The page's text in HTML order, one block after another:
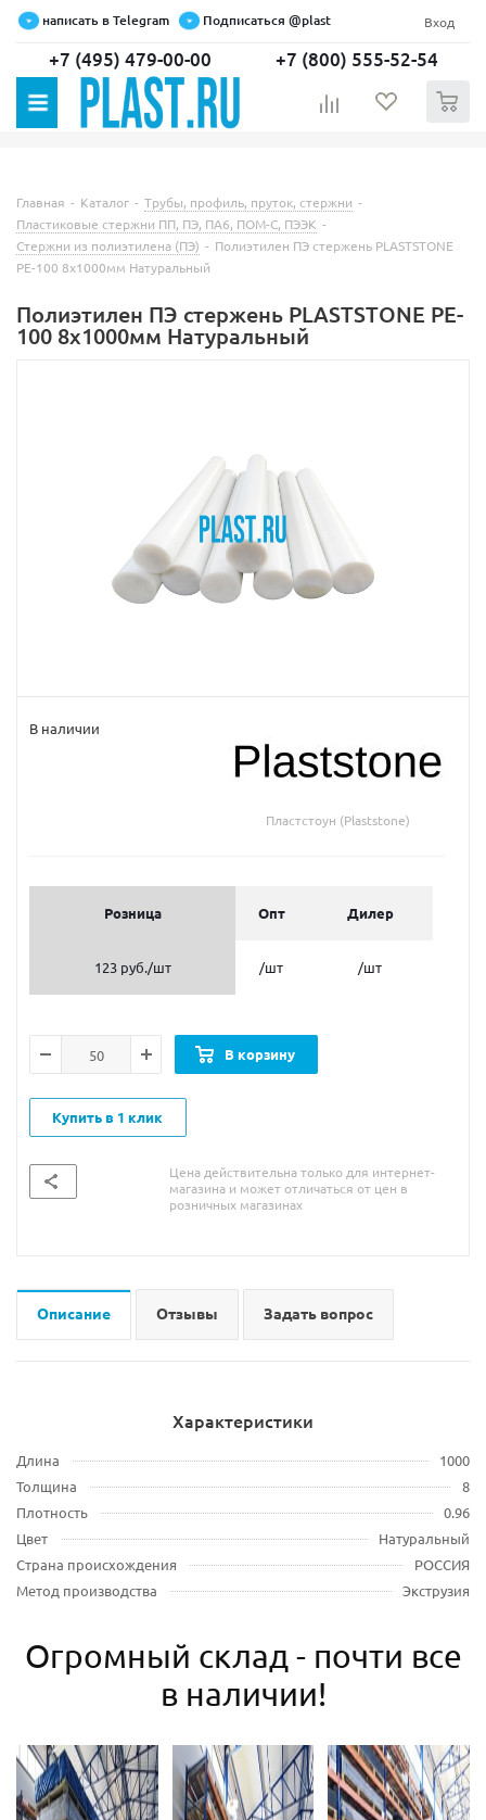
написать в Telegram Подписаться @plast Вход
+7 (495) 479-00-00 +7 (800) 555-52-54
Главная - Каталог - Трубы, профиль, пруток, стержни -
Пластиковые стержни ПП, ПЭ, ПА6, ПОМ-С, ПЭЭК -
Стержни из полиэтилена (ПЭ) - Полиэтилен ПЭ стержень PLASTSTONE
PE-100 8х1000мм Натуральный
Полиэтилен ПЭ стержень PLASTSTONE PE-
100 8х1000мм Натуральный
В наличии
Пластстоун (Plaststone)
Розница Опт Дилер
123 руб./шт /шт /шт
В корзину
Купить в 1 клик
Цена действительна только для интернет-
магазина и может отличаться от цен в
розничных магазинах
Описание Отзывы Задать вопрос
Характеристики
Длина
1000
Толщина
8
Плотность
0.96
Цвет
Натуральный
Страна происхождения
РОССИЯ
Метод производства
Экструзия
Огромный склад - почти все
в наличии!